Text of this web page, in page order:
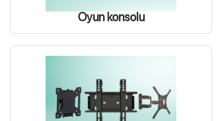
Oyun konsolu